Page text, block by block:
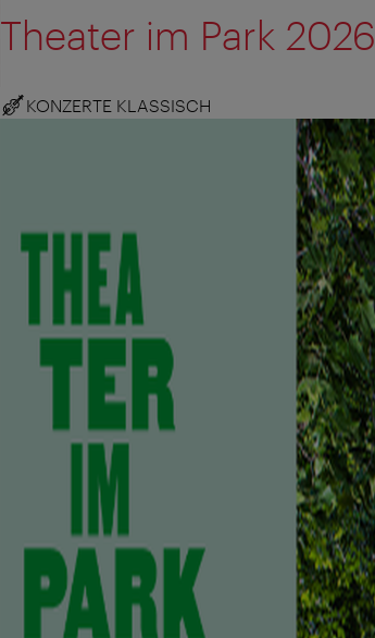
Theater im Park 2026
KONZERTE KLASSISCH